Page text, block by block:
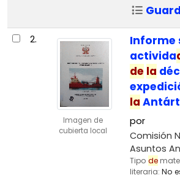
2.
Imagen de
cubierta local
Informe
activida
de la
la
por
Comisión
Asuntos
Tipo de
literaria: No